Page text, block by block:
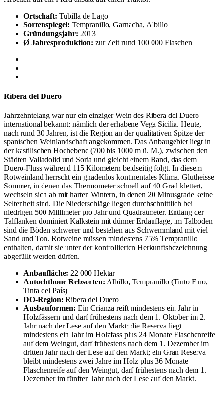
Ortschaft: Tubilla de Lago
Sortenspiegel: Tempranillo, Garnacha, Albillo
Gründungsjahr: 2013
Ø Jahresproduktion: zur Zeit rund 100 000 Flaschen
Ribera del Duero
Jahrzehntelang war nur ein einziger Wein des Ribera del Duero
international bekannt: nämlich der erhabene Vega Sicilia. Heute,
nach rund 30 Jahren, ist die Region an der qualitativen Spitze der
spanischen Weinlandschaft angekommen. Das Anbaugebiet liegt in
der kastilischen Hochebene (700 bis 1000 m ü. M.), zwischen den
Städten Valladolid und Soria und gleicht einem Band, das dem
Duero-Fluss während 115 Kilometern beidseitig folgt. In diesem
Rotweinland herrscht ein gnadenlos kontinentales Klima. Glutheisse
Sommer, in denen das Thermometer schnell auf 40 Grad klettert,
wechseln sich ab mit harten Wintern, in denen 20 Minusgrade keine
Seltenheit sind. Die Niederschläge liegen durchschnittlich bei
niedrigen 500 Millimeter pro Jahr und Quadratmeter. Entlang der
Talflanken dominiert Kalkstein mit dünner Erdauflage, im Talboden
sind die Böden schwerer und bestehen aus Schwemmland mit viel
Sand und Ton. Rotweine müssen mindestens 75% Tempranillo
enthalten, damit sie unter der kontrollierten Herkunftsbezeichnung
abgefüllt werden dürfen.
Anbaufläche: 22 000 Hektar
Autochthone Rebsorten: Albillo; Tempranillo (Tinto Fino,
Tinta del País)
DO-Region: Ribera del Duero
Ausbauformen: Ein Crianza reift mindestens ein Jahr in
Holzfässern und darf frühestens nach dem 1. Oktober im 2.
Jahr nach der Lese auf den Markt; die Reserva liegt
mindestens ein Jahr im Holzfass plus 24 Monate Flaschenreife
auf dem Weingut, darf frühestens nach dem 1. Dezember im
dritten Jahr nach der Lese auf den Markt; ein Gran Reserva
bleibt mindestens zwei Jahre im Holz plus 36 Monate
Flaschenreife auf den Weingut, darf frühestens nach dem 1.
Dezember im fünften Jahr nach der Lese auf den Markt.